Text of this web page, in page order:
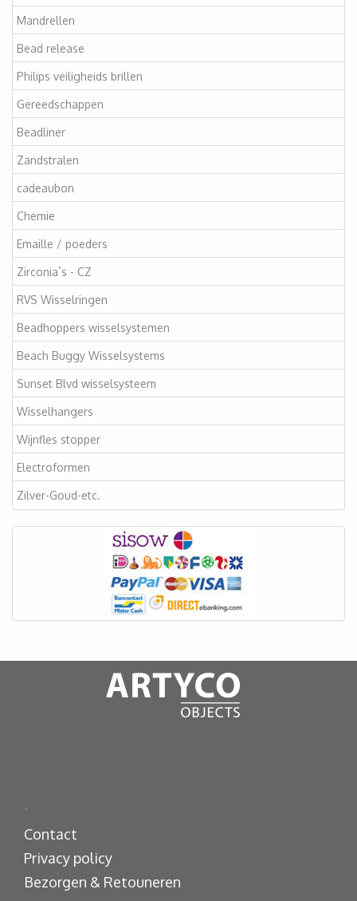
Mandrellen
Bead release
Philips veiligheids brillen
Gereedschappen
Beadliner
Zandstralen
cadeaubon
Chemie
Emaille / poeders
Zirconia`s - CZ
RVS Wisselringen
Beadhoppers wisselsystemen
Beach Buggy Wisselsystems
Sunset Blvd wisselsysteem
Wisselhangers
Wijnfles stopper
Electroformen
Zilver-Goud-etc.
.
Contact
Privacy policy
Bezorgen & Retouneren